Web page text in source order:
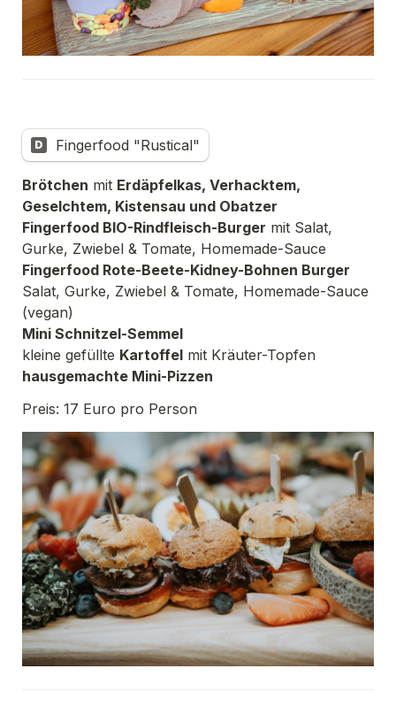
D Fingerfood "Rustical"
Brötchen mit Erdäpfelkas, Verhacktem,
Geselchtem, Kistensau und Obatzer
Fingerfood BIO-Rindfleisch-Burger mit Salat,
Fingerfood Rote-Beete-Kidney-Bohnen Burger
Salat, Gurke, Zwiebel & Tomate, Homemade-Sauce
kleine gefüllte Kartoffel mit Kräuter-Topfen
hausgemachte Mini-Pizzen
Preis: 17 Euro pro Person